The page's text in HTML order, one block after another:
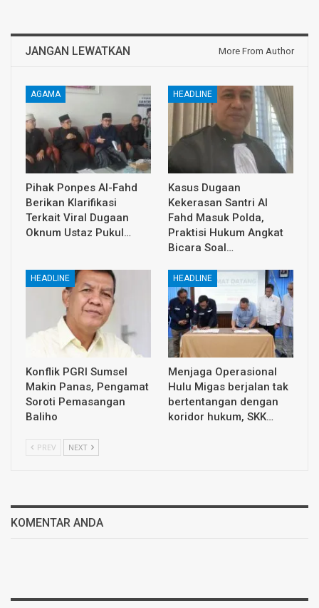
JANGAN LEWATKAN More From Author
AGAMA
Pihak Ponpes Al-Fahd
Berikan Klarifikasi
Terkait Viral Dugaan
Oknum Ustaz Pukul…
HEADLINE
Kasus Dugaan
Kekerasan Santri Al
Fahd Masuk Polda,
Praktisi Hukum Angkat
Bicara Soal…
HEADLINE
Konflik PGRI Sumsel
Makin Panas, Pengamat
Soroti Pemasangan
Baliho
HEADLINE
Menjaga Operasional
Hulu Migas berjalan tak
bertentangan dengan
koridor hukum, SKK…
PREV NEXT
KOMENTAR ANDA